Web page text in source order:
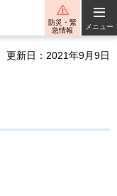
防災・緊
急情報
メニュー
更新日：2021年9月9日